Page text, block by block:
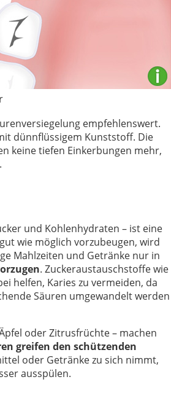
empfehlenswert.
dünnflüssigem Kunststoff. Die
keine tiefen Einkerbungen mehr,
und Kohlenhydraten – ist eine
wie möglich vorzubeugen, wird
Mahlzeiten und Getränke nur in
. Zuckeraustauschstoffe wie
helfen, Karies zu vermeiden, da
Säuren umgewandelt werden
oder Zitrusfrüchte – machen
greifen den schützenden
oder Getränke zu sich nimmt,
ausspülen.